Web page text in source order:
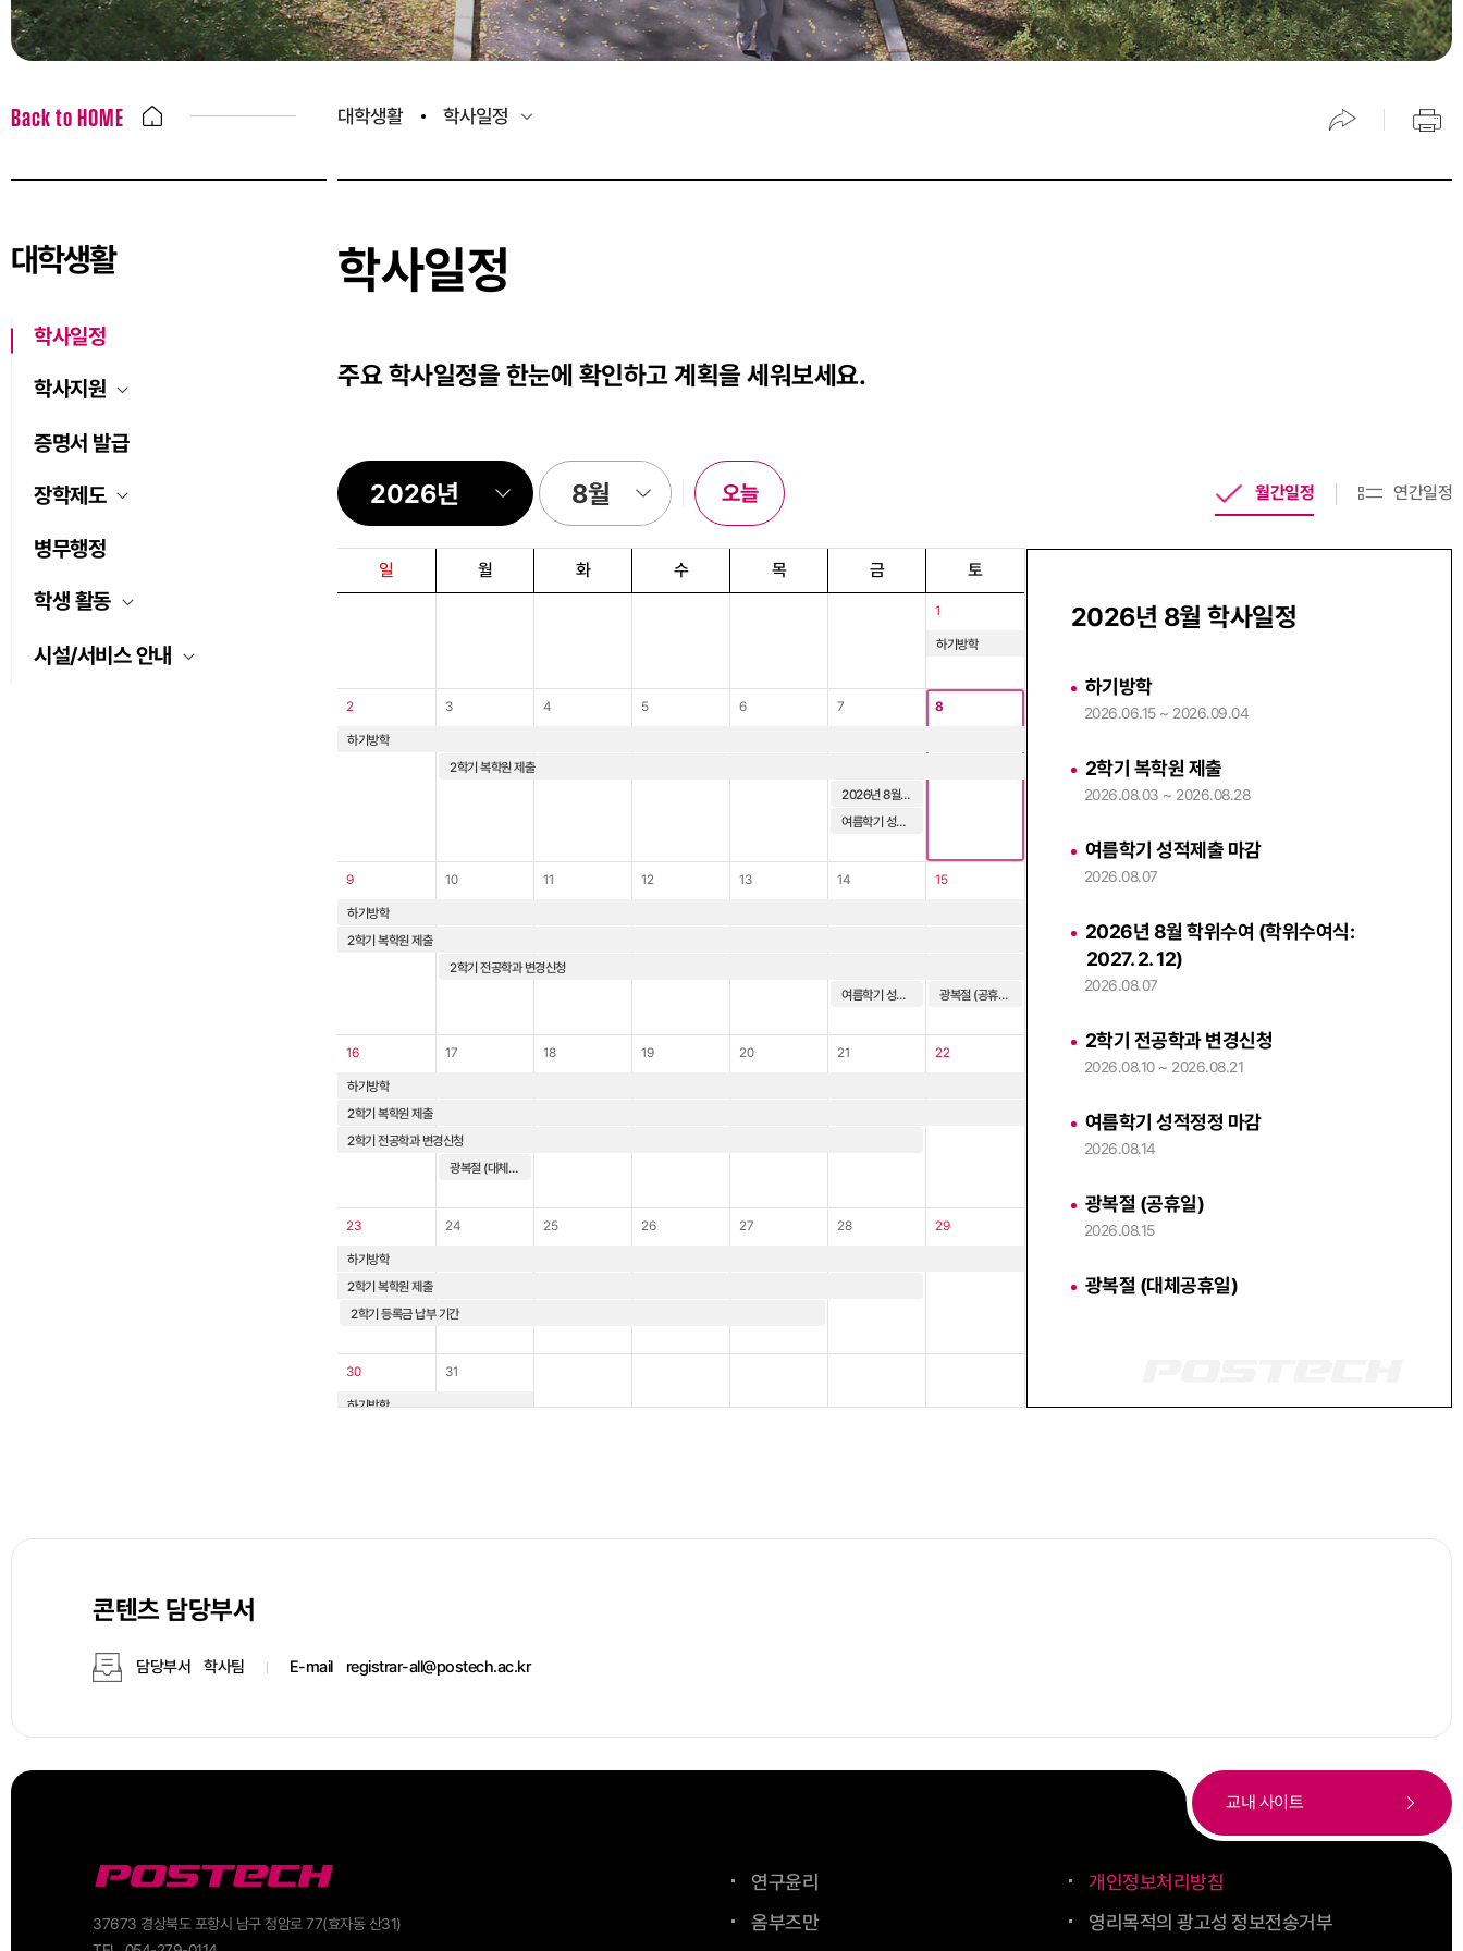
Back to HOME 대학생활 학사일정
대학생활
학사일정
학사지원
증명서 발급
장학제도
병무행정
학생 활동
시설/서비스 안내
학사일정
주요 학사일정을 한눈에 확인하고 계획을 세워보세요.
오늘 월간일정 연간일정
일 월 화 수 목 금 토
1
하기방학
2
하기방학
3
2학기 복학원 제출
4 5 6 7
2026년 8월 학위수여 (학위수여식: 2027. 2. 12)
여름학기 성적제출 마감
8
9
하기방학
2학기 복학원 제출
10
2학기 전공학과 변경신청
11 12 13 14
여름학기 성적정정 마감
15
광복절 (공휴일)
16
하기방학
2학기 복학원 제출
2학기 전공학과 변경신청
17
광복절 (대체공휴일)
18 19 20 21 22
23
하기방학
2학기 복학원 제출
2학기 등록금 납부 기간
24 25 26 27 28 29
30
하기방학
31
2026년 8월 학사일정
하기방학
2026.06.15 ~ 2026.09.04
2학기 복학원 제출
2026.08.03 ~ 2026.08.28
여름학기 성적제출 마감
2026.08.07
2026년 8월 학위수여 (학위수여식:
2027. 2. 12)
2026.08.07
2학기 전공학과 변경신청
2026.08.10 ~ 2026.08.21
여름학기 성적정정 마감
2026.08.14
광복절 (공휴일)
2026.08.15
광복절 (대체공휴일)
콘텐츠 담당부서
담당부서 학사팀 E-mail registrar-all@postech.ac.kr
37673 경상북도 포항시 남구 청암로 77(효자동 산31)
연구윤리
옴부즈만
개인정보처리방침
영리목적의 광고성 정보전송거부
교내 사이트